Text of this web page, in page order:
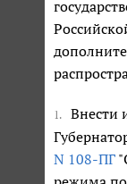
1.
Внести
N 108-ПГ